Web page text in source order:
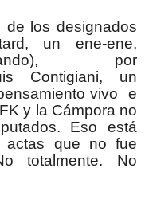
los designados
un ene-ene,
por
Contigiani, un
vivo e
y la Cámpora no
Eso está
actas que no fue
totalmente. No